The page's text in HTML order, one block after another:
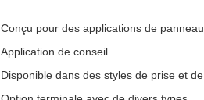
Conçu pour des applications de
Application de conseil
Disponible dans des styles de prise et